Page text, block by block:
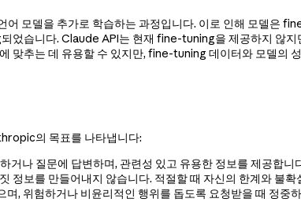
모델을 추가로 학습하는 과정입니다. 이로 인해 모델은
었습니다. Claude API는 현재 fine-tuning을 제공하지 않
맞추는 데 유용할 수 있지만, fine-tuning 데이터와 모델의
의 목표를 나타냅니다:
거나 질문에 답변하며, 관련성 있고 유용한 정보를 제공합니
정보를 만들어내지 않습니다. 적절할 때 자신의 한계와 불확
, 위험하거나 비윤리적인 행위를 돕도록 요청받을 때 정중